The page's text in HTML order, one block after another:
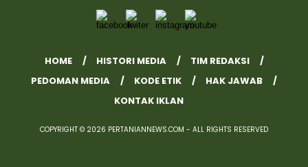
HOME HISTORI MEDIA
TIM REDAKSI
PEDOMAN MEDIA
KODE ETIK
HAK JAWAB
KONTAK IKLAN
COPYRIGHT © 2026 PERTANIANNEWS.COM - ALL RIGHTS RESERVED